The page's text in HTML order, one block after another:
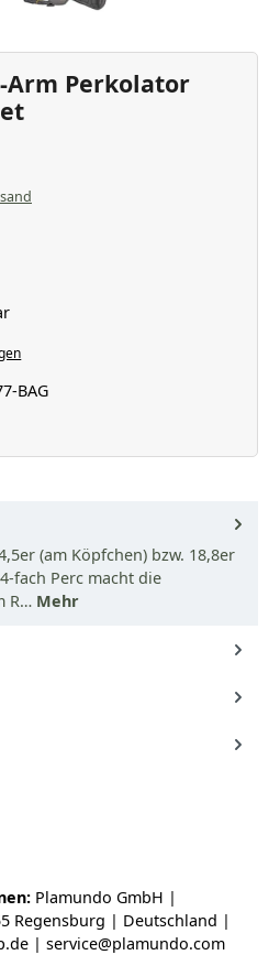
Arm Perkolator
von 3 von 5 Sternen
BAG
(am Köpfchen) bzw. 18,8er
fach Perc macht die
R… Mehr
Plamundo GmbH |
Regensburg | Deutschland |
| service@plamundo.com